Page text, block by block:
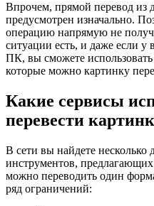
Впрочем, прямой перевод из
предусмотрен изначально.
операцию напрямую не
ситуации есть, и даже если у
ПК, вы сможете
которые можно картинку
Какие сервисы
перевести
В сети вы найдете несколько
инструментов,
можно переводить один
ряд ограничений: